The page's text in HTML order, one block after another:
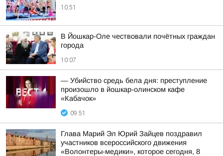
10:51
В Йошкар-Оле чествовали почётных граждан
города
10:07
— Убийство средь бела дня: преступление
произошло в йошкар-олинском кафе
«Кабачок»
09:51
Глава Марий Эл Юрий Зайцев поздравил
участников всероссийского движения
«Волонтеры-медики», которое сегодня, 8